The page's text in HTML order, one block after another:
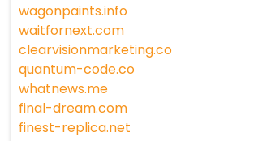
wagonpaints.info
waitfornext.com
clearvisionmarketing.co
quantum-code.co
whatnews.me
final-dream.com
finest-replica.net